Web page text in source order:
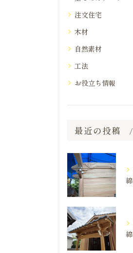
注文住宅
木材
自然素材
工法
お役立ち情報
最近の投稿